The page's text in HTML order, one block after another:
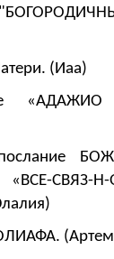
(Иаа)
«АДАЖИО
СВЯЗ-